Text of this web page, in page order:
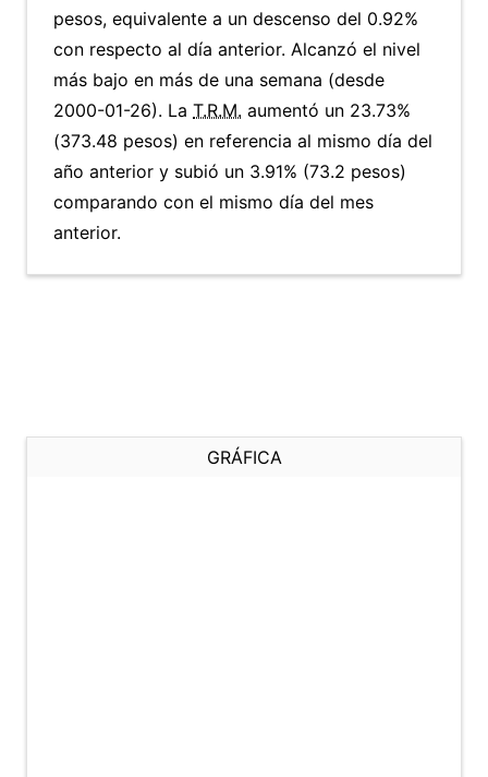
pesos, equivalente a un descenso del 0.92%
con respecto al día anterior. Alcanzó el nivel
más bajo en más de una semana (desde
2000-01-26). La T.R.M. aumentó un 23.73%
(373.48 pesos) en referencia al mismo día del
año anterior y subió un 3.91% (73.2 pesos)
comparando con el mismo día del mes
anterior.
GRÁFICA